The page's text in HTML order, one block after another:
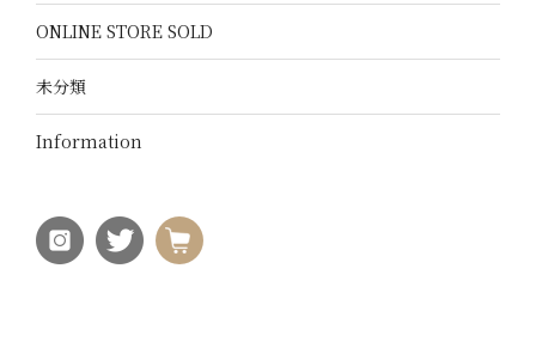
ONLINE STORE SOLD
未分類
Information